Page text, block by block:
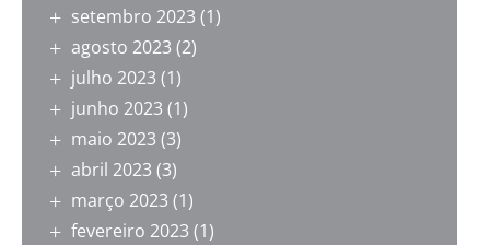
setembro 2023 (1)
agosto 2023 (2)
julho 2023 (1)
junho 2023 (1)
maio 2023 (3)
abril 2023 (3)
março 2023 (1)
fevereiro 2023 (1)